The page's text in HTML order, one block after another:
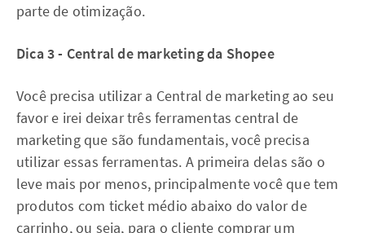
parte de otimização.
Dica 3 - Central de marketing da Shopee
Você precisa utilizar a Central de marketing ao seu
favor e irei deixar três ferramentas central de
marketing que são fundamentais, você precisa
utilizar essas ferramentas. A primeira delas são o
leve mais por menos, principalmente você que tem
produtos com ticket médio abaixo do valor de
carrinho, ou seja, para o cliente comprar um